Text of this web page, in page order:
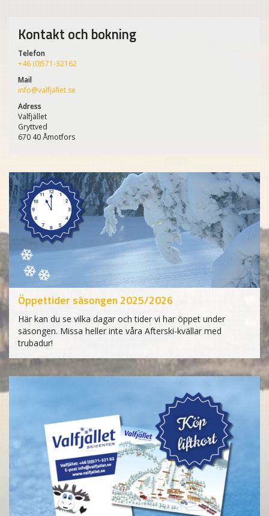
Kontakt och bokning
Telefon
+46 (0)571-32162
Mail
info@valfjallet.se
Adress
Valfjället
Gryttved
670 40 Åmotfors
Öppettider säsongen 2025/2026
Här kan du se vilka dagar och tider vi har öppet under
säsongen. Missa heller inte våra Afterski-kvällar med
trubadur!